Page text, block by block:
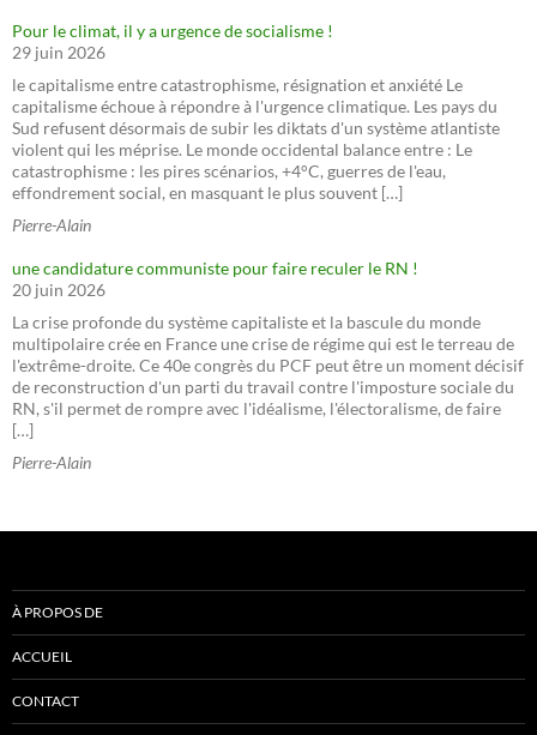
Pour le climat, il y a urgence de socialisme !
29 juin 2026
le capitalisme entre catastrophisme, résignation et anxiété Le
capitalisme échoue à répondre à l'urgence climatique. Les pays du
Sud refusent désormais de subir les diktats d'un système atlantiste
violent qui les méprise. Le monde occidental balance entre : Le
catastrophisme : les pires scénarios, +4°C, guerres de l'eau,
effondrement social, en masquant le plus souvent […]
Pierre-Alain
une candidature communiste pour faire reculer le RN !
20 juin 2026
La crise profonde du système capitaliste et la bascule du monde
multipolaire crée en France une crise de régime qui est le terreau de
l'extrême-droite. Ce 40e congrès du PCF peut être un moment décisif
de reconstruction d'un parti du travail contre l'imposture sociale du
RN, s'il permet de rompre avec l'idéalisme, l'électoralisme, de faire
[…]
Pierre-Alain
À PROPOS DE
ACCUEIL
CONTACT